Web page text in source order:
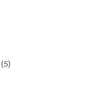
(5)